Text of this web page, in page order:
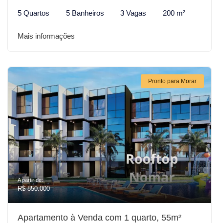
5 Quartos 5 Banheiros 3 Vagas 200 m²
Mais informações
Pronto para Morar
A partir de:
R$ 850.000
Apartamento à Venda com 1 quarto, 55m²